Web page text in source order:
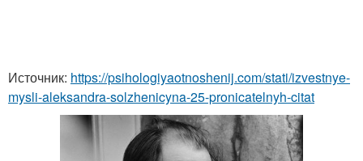
Источник: https://psihologiyaotnoshenij.com/stati/izvestnye-
mysli-aleksandra-solzhenicyna-25-pronicatelnyh-citat